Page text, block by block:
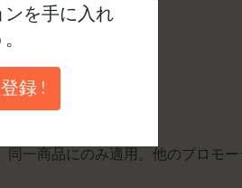
新されました
のご注文で送料無料
同一商品にのみ適用。他のプロモ
を手に入れ
録 !